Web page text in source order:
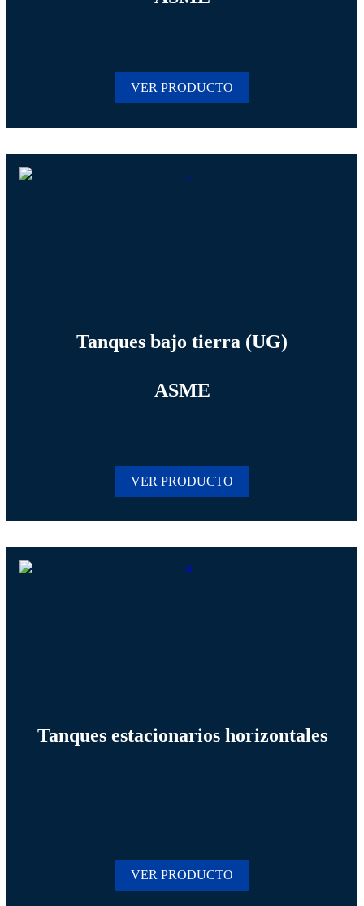
VER PRODUCTO
Tanques bajo tierra (UG)
ASME
VER PRODUCTO
Tanques estacionarios horizontales
VER PRODUCTO